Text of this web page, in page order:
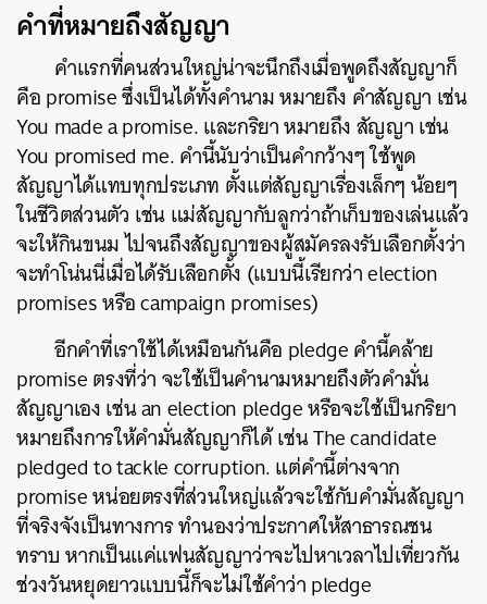
คำที่หมายถึงสัญญา
คำแรกที่คนส่วนใหญ่น่าจะนึกถึงเมื่อพูดถึงสัญญาก็
คือ promise ซึ่งเป็นได้ทั้งคำนาม หมายถึง คำสัญญา เช่น
You made a promise. และกริยา หมายถึง สัญญา เช่น
You promised me. คำนี้นับว่าเป็นคำกว้างๆ ใช้พูด
สัญญาได้แทบทุกประเภท ตั้งแต่สัญญาเรื่องเล็กๆ น้อยๆ
ในชีวิตส่วนตัว เช่น แม่สัญญากับลูกว่าถ้าเก็บของเล่นแล้ว
จะให้กินขนม ไปจนถึงสัญญาของผู้สมัครลงรับเลือกตั้งว่า
จะทำโน่นนี่เมื่อได้รับเลือกตั้ง (แบบนี้เรียกว่า election
promises หรือ campaign promises)
อีกคำที่เราใช้ได้เหมือนกันคือ pledge คำนี้คล้าย
promise ตรงที่ว่า จะใช้เป็นคำนามหมายถึงตัวคำมั่น
สัญญาเอง เช่น an election pledge หรือจะใช้เป็นกริยา
หมายถึงการให้คำมั่นสัญญาก็ได้ เช่น The candidate
pledged to tackle corruption. แต่คำนี้ต่างจาก
promise หน่อยตรงที่ส่วนใหญ่แล้วจะใช้กับคำมั่นสัญญา
ที่จริงจังเป็นทางการ ทำนองว่าประกาศให้สาธารณชน
ทราบ หากเป็นแค่แฟนสัญญาว่าจะไปหาเวลาไปเที่ยวกัน
ช่วงวันหยุดยาวแบบนี้ก็จะไม่ใช้คำว่า pledge